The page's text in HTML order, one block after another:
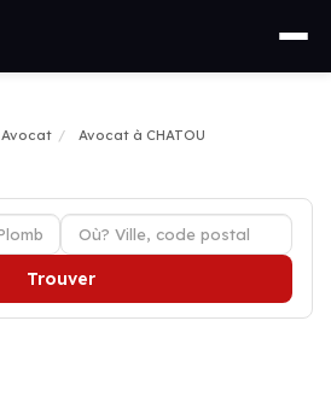
Avocat
Avocat à CHATOU
Trouver